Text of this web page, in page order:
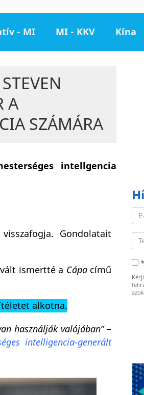
- MI MI - KKV Kína
A
SZÁMÁRA
intellgencia
Gondolatait
ismertté a Cápacímű
alkotna.
használják valójában” –
intelligencia-generált